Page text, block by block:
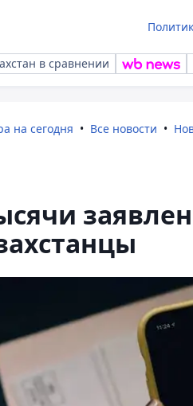
в сравнении
на сегодня Все новости